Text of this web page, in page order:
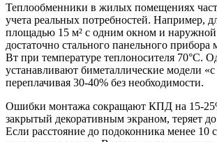
Теплообменники в жилых помещениях
учета реальных потребностей. Например,
площадью 15 м² с одним окном и наружной
достаточно стального панельного
Вт при температуре теплоносителя 70°C.
устанавливают биметаллические модели «с
переплачивая 30-40% без необходимости.
Ошибки монтажа сокращают КПД на 15-
закрытый декоративным экраном, теряет
Если расстояние до подоконника менее 10